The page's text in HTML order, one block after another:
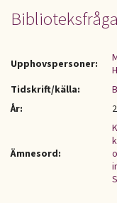
Upphovspersoner:
Tidskrift/källa:
År:
Ämnesord: